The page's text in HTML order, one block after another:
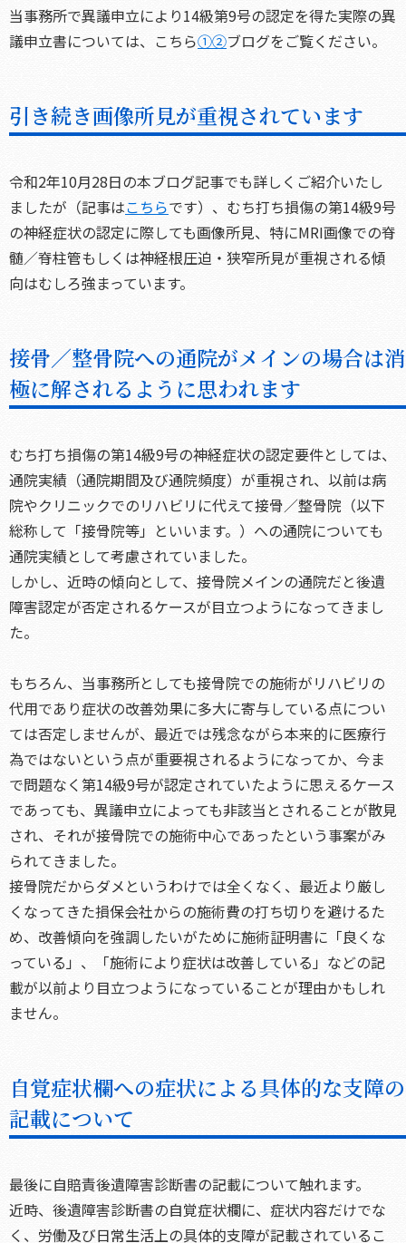
当事務所で異議申立により14級第9号の認定を得た実際の異
議申立書については、こちら①②ブログをご覧ください。
引き続き画像所見が重視されています
令和2年10月28日の本ブログ記事でも詳しくご紹介いたし
ましたが（記事はこちらです）、むち打ち損傷の第14級9号
の神経症状の認定に際しても画像所見、特にMRI画像での脊
髄／脊柱管もしくは神経根圧迫・狭窄所見が重視される傾
向はむしろ強まっています。
接骨／整骨院への通院がメインの場合は消
極に解されるように思われます
むち打ち損傷の第14級9号の神経症状の認定要件としては、
通院実績（通院期間及び通院頻度）が重視され、以前は病
院やクリニックでのリハビリに代えて接骨／整骨院（以下
総称して「接骨院等」といいます。）への通院についても
通院実績として考慮されていました。
しかし、近時の傾向として、接骨院メインの通院だと後遺
障害認定が否定されるケースが目立つようになってきまし
た。
もちろん、当事務所としても接骨院での施術がリハビリの
代用であり症状の改善効果に多大に寄与している点につい
ては否定しませんが、最近では残念ながら本来的に医療行
為ではないという点が重要視されるようになってか、今ま
で問題なく第14級9号が認定されていたように思えるケース
であっても、異議申立によっても非該当とされることが散見
され、それが接骨院での施術中心であったという事案がみ
られてきました。
接骨院だからダメというわけでは全くなく、最近より厳し
くなってきた損保会社からの施術費の打ち切りを避けるた
め、改善傾向を強調したいがために施術証明書に「良くな
っている」、「施術により症状は改善している」などの記
載が以前より目立つようになっていることが理由かもしれ
ません。
自覚症状欄への症状による具体的な支障の
記載について
最後に自賠責後遺障害診断書の記載について触れます。
近時、後遺障害診断書の自覚症状欄に、症状内容だけでな
く、労働及び日常生活上の具体的支障が記載されているこ